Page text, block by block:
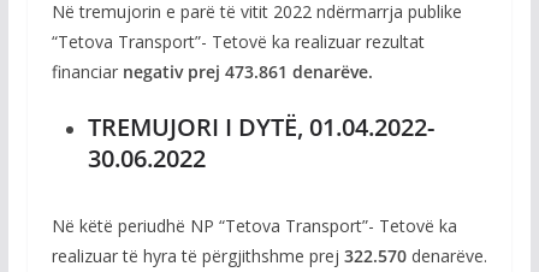
Në tremujorin e parë të vitit 2022 ndërmarrja publike
“Tetova Transport”- Tetovë ka realizuar rezultat
financiar negativ prej 473.861 denarëve.
TREMUJORI I DYTË, 01.04.2022-
30.06.2022
Në këtë periudhë NP “Tetova Transport”- Tetovë ka
realizuar të hyra të përgjithshme prej 322.570denarëve.